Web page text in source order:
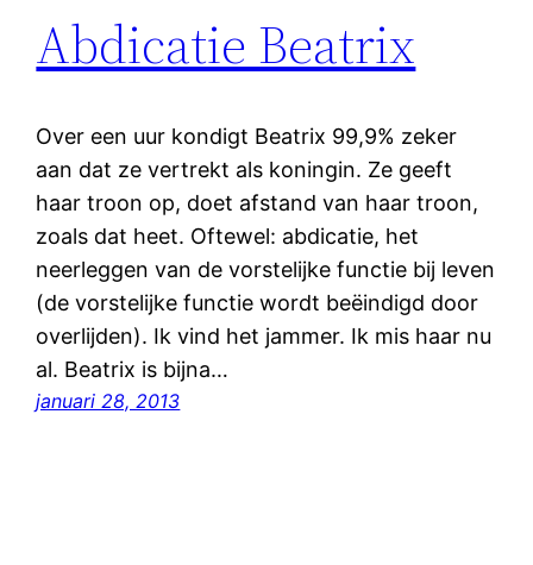
Abdicatie Beatrix
Over een uur kondigt Beatrix 99,9% zeker
aan dat ze vertrekt als koningin. Ze geeft
haar troon op, doet afstand van haar troon,
zoals dat heet. Oftewel: abdicatie, het
neerleggen van de vorstelijke functie bij leven
(de vorstelijke functie wordt beëindigd door
overlijden). Ik vind het jammer. Ik mis haar nu
al. Beatrix is bijna…
januari 28, 2013